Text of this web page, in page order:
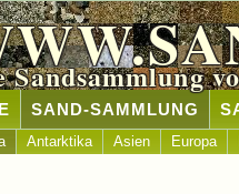
Sandsammlung
SAND-SAMMLUNG
Antarktika Asien Europa